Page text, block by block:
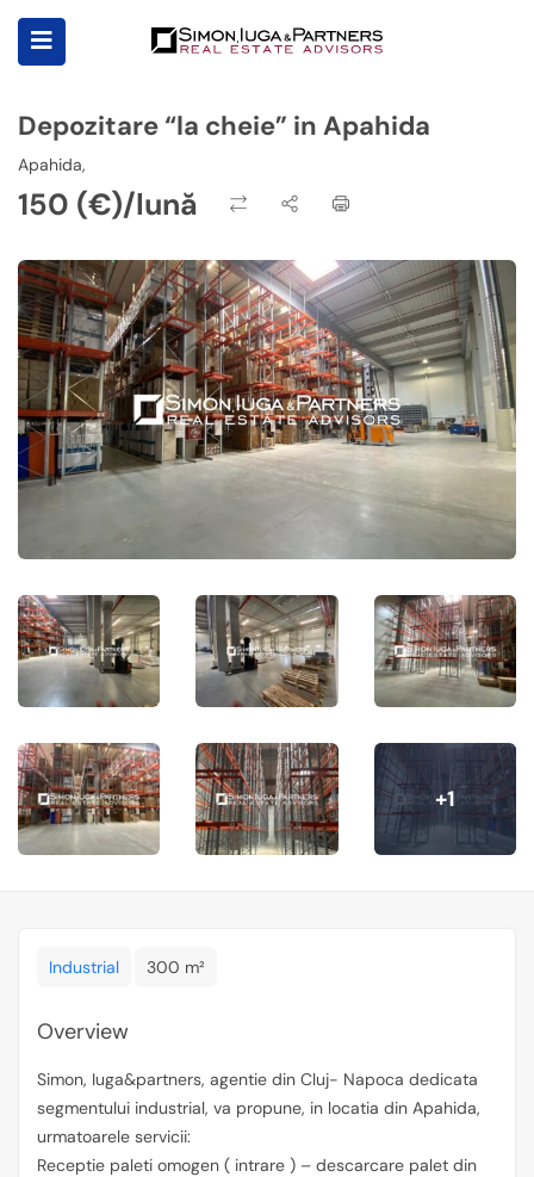
Depozitare “la cheie” in Apahida
Apahida,
150 (€)/lună
+1
Industrial 300 m²
Overview
Simon, Iuga&partners, agentie din Cluj- Napoca dedicata
segmentului industrial, va propune, in locatia din Apahida,
urmatoarele servicii:
Receptie paleti omogen ( intrare ) – descarcare palet din